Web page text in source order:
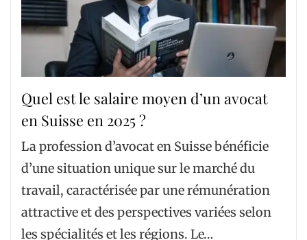
Quel est le salaire moyen d’un avocat
en Suisse en 2025 ?
La profession d’avocat en Suisse bénéficie
d’une situation unique sur le marché du
travail, caractérisée par une rémunération
attractive et des perspectives variées selon
les spécialités et les régions. Le…